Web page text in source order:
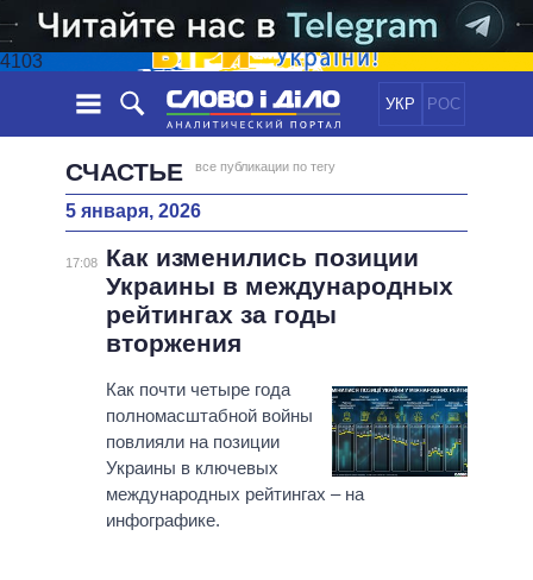
4103
УКР РОС
НОВОСТИ
ЛЕНТА
СОБЫТИЯ
СТАТЬИ
МНЕНИЯ
ОБЗОРЫ
ДАЙДЖЕСТЫ
ЭКОНОМИКА
ОБЩЕСТВО
МИР
ПОЛИТИКИ
ВСЕ ПОЛИТИКИ
ПРЕЗИДЕНТ И ОФИС
ВЕРХОВНАЯ РАДА
ГЛАВЫ ОБЛАДМИНИСТРАЦИЙ
МЭРЫ
ВСЕ ПЕРСОНЫ
ИНФОГРАФИКА
ПОДДЕРЖАТЬ
СРАВНЕНИЕ ПОЛИТИКОВ
СЧАСТЬЕ все публикации по тегу
5 января, 2026
17:08
Как изменились позиции
Украины в международных
рейтингах за годы
вторжения
Как почти четыре года
полномасштабной войны
повлияли на позиции
Украины в ключевых
международных рейтингах – на
инфографике.